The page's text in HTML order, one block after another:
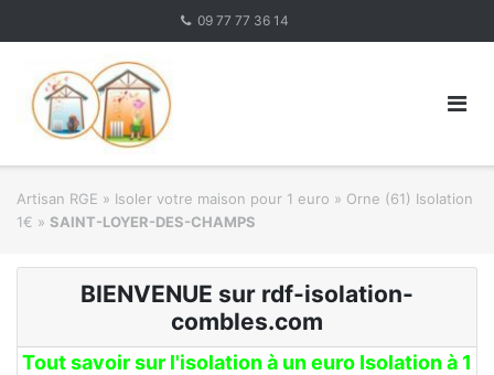
09 77 77 36 14
Artisan RGE » Isoler votre maison pour 1 euro » Orne (61) Isolation
1€ » SAINT-LOYER-DES-CHAMPS
BIENVENUE sur rdf-isolation-
combles.com
Tout savoir sur l'isolation à un euro Isolation à 1